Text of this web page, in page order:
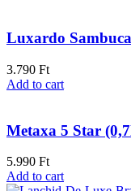
Luxardo
3.790 Ft
Add to cart
Metaxa 5 Star
5.990 Ft
Add to cart